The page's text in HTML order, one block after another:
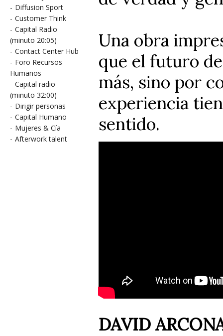
- Diffusion Sport
- Customer Think
- Capital Radio
(minuto 20:05)
- Contact Center Hub
- Foro Recursos
Humanos
- Capital radio
(minuto 32:00)
- Dirigir personas
- Capital Humano
- Mujeres & Cía
- Afterwork talent
Una obra
que el futuro
más, sino por
experiencia
sentido.
DAVID